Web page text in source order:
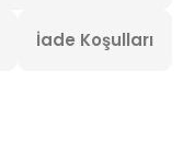
İade Koşulları